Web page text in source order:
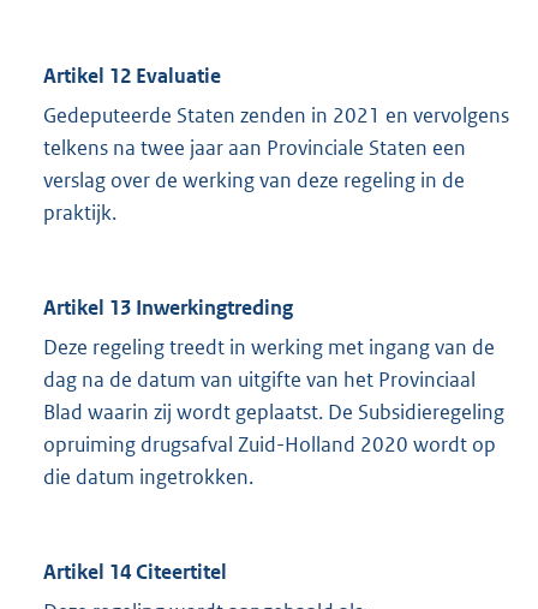
Artikel 12 Evaluatie
Gedeputeerde Staten zenden in 2021 en vervolgens
telkens na twee jaar aan Provinciale Staten een
verslag over de werking van deze regeling in de
praktijk.
Artikel 13 Inwerkingtreding
Deze regeling treedt in werking met ingang van de
dag na de datum van uitgifte van het Provinciaal
Blad waarin zij wordt geplaatst. De Subsidieregeling
opruiming drugsafval Zuid-Holland 2020 wordt op
die datum ingetrokken.
Artikel 14 Citeertitel